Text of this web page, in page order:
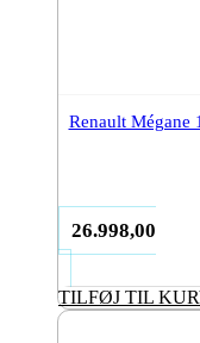
Renault
26.998,00
TILFØJ TIL